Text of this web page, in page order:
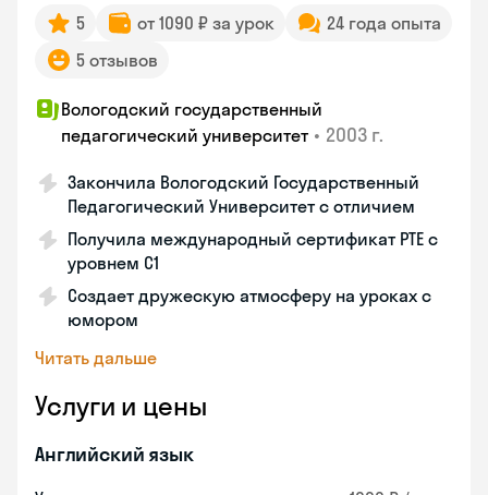
5 от 1090 ₽ за урок
24 года опыта
5 отзывов
Вологодский государственный
педагогический университет • 2003 г.
Закончила Вологодский Государственный
Педагогический Университет с отличием
Получила международный сертификат PTE с
уровнем C1
Создает дружескую атмосферу на уроках с
юмором
Читать дальше
Услуги и цены
Английский язык